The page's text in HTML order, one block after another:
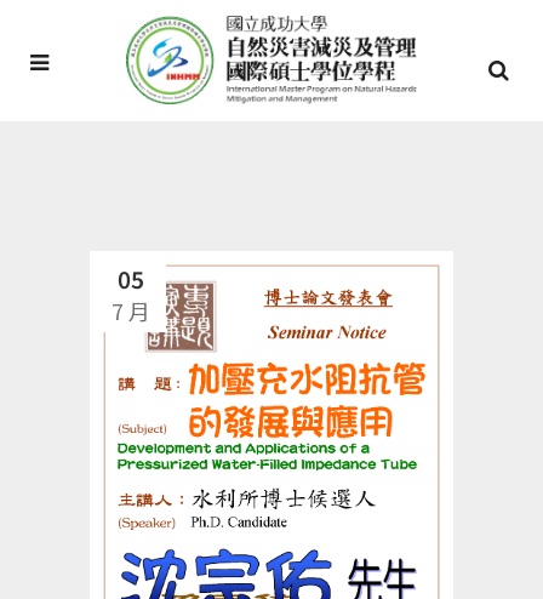
05
7 月